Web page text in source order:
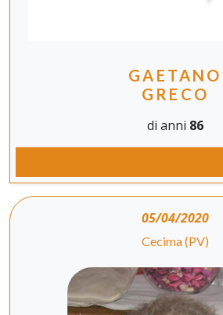
GAETANO
GRECO
di anni 86
05/04/2020
Cecima (PV)